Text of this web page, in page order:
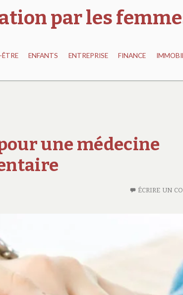
par les
ENFANTS ENTREPRISE FINANCE
une médecine
ÉCRIRE UN